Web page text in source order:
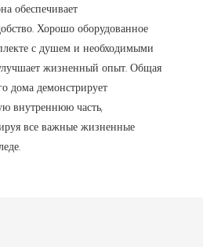
обеспечивает
Хорошо оборудованное
с душем и необходимыми
жизненный опыт. Общая
дома демонстрирует
внутреннюю часть,
все важные жизненные